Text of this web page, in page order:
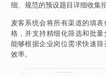
细、规范的预设题目详细收集
麦客系统会将所有渠道的填
格，并支持精细化筛选和批
能够根据企业岗位需求快速
效率。